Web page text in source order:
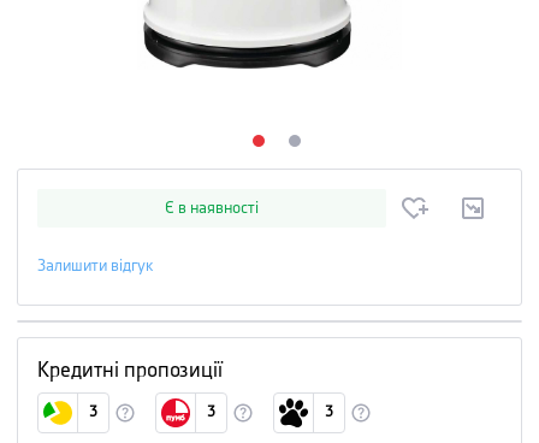
Є в наявності
Залишити відгук
Кредитні пропозиції
3 3 3